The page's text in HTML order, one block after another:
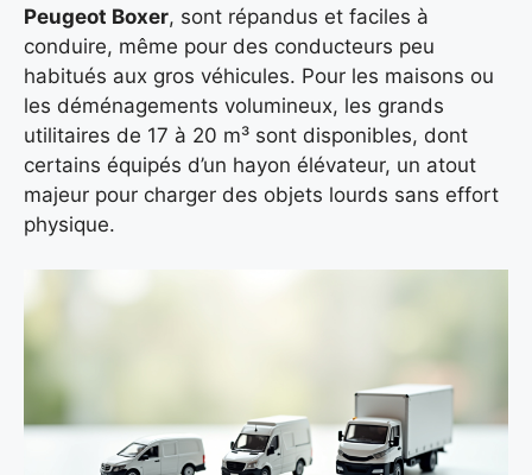
Peugeot Boxer, sont répandus et faciles à
conduire, même pour des conducteurs peu
habitués aux gros véhicules. Pour les maisons ou
les déménagements volumineux, les grands
utilitaires de 17 à 20 m³ sont disponibles, dont
certains équipés d’un hayon élévateur, un atout
majeur pour charger des objets lourds sans effort
physique.